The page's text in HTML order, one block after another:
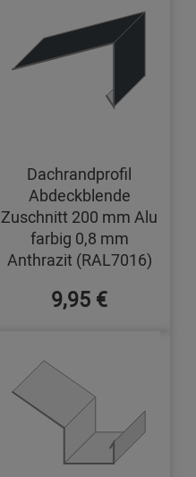
Dachrandprofil
Abdeckblende
Zuschnitt 200 mm Alu
farbig 0,8 mm
Anthrazit (RAL7016)
9,95 €